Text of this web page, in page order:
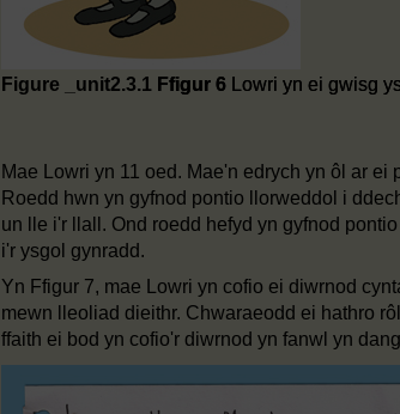
Figure _unit2.3.1 Ffigur 6 Lowri yn ei gwisg
Mae Lowri yn 11 oed. Mae'n edrych yn ôl ar
Roedd hwn yn gyfnod pontio llorweddol i
un lle i'r llall. Ond roedd hefyd yn gyfnod
i'r ysgol gynradd.
Yn Ffigur 7, mae Lowri yn cofio ei diwrnod
mewn lleoliad dieithr. Chwaraeodd ei hathro
ffaith ei bod yn cofio'r diwrnod yn fanwl yn